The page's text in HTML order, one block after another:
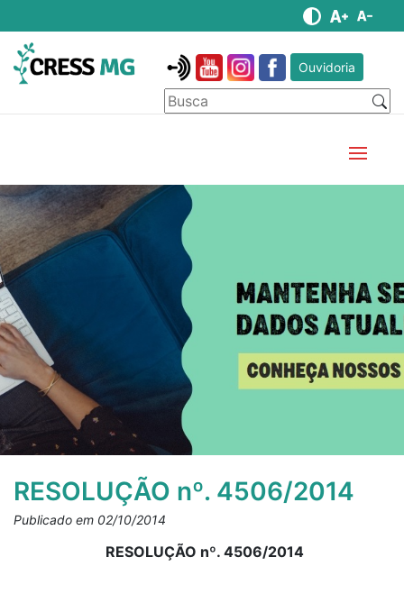
Ouvidoria
RESOLUÇÃO nº. 4506/2014
Publicado em 02/10/2014
RESOLUÇÃO nº. 4506/2014